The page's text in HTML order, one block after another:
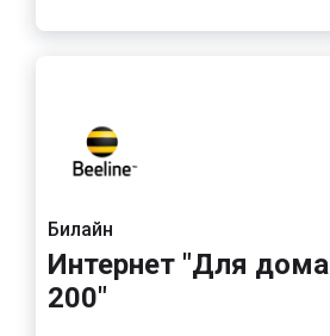
Билайн
Интернет "Для дома
200"